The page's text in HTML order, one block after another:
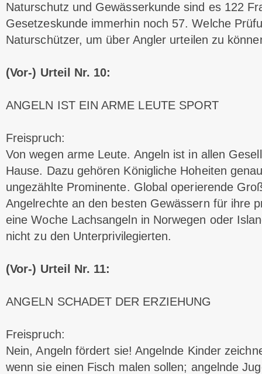
Naturschutz und Gewässerkunde sind es 122
Gesetzeskunde immerhin noch 57. Welche
Naturschützer, um über Angler urteilen zu
(Vor-) Urteil Nr. 10:
ANGELN IST EIN ARME LEUTE SPORT
Freispruch:
Von wegen arme Leute. Angeln ist in allen
Hause. Dazu gehören Königliche Hoheiten
ungezählte Prominente. Global operierende
Angelrechte an den besten Gewässern für ihre
eine Woche Lachsangeln in Norwegen oder
nicht zu den Unterprivilegierten.
(Vor-) Urteil Nr. 11:
ANGELN SCHADET DER ERZIEHUNG
Freispruch:
Nein, Angeln fördert sie! Angelnde Kinder
wenn sie einen Fisch malen sollen; angelnde